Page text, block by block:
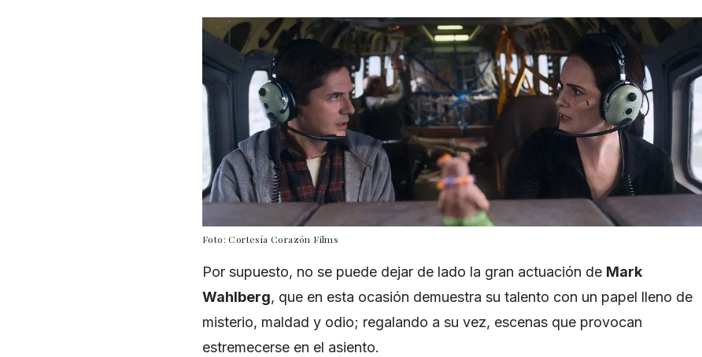
Foto: Cortesía Corazón Films
Por supuesto, no se puede dejar de lado la gran actuación de Mark
Wahlberg, que en esta ocasión demuestra su talento con un papel lleno de
misterio, maldad y odio; regalando a su vez, escenas que provocan
estremecerse en el asiento.